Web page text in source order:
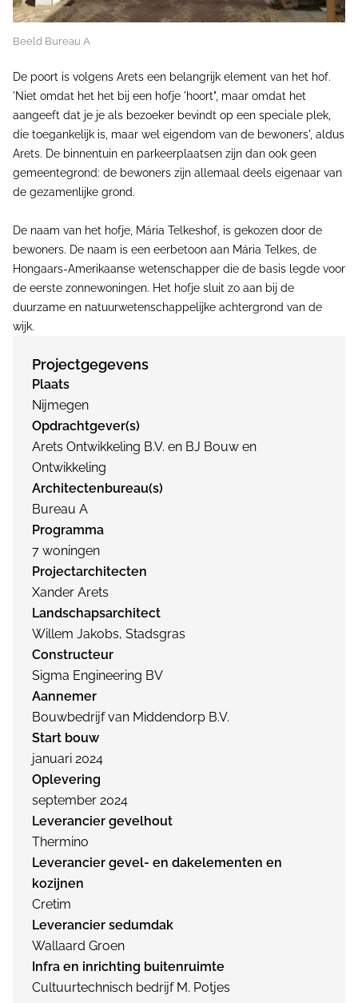
Beeld Bureau A
De poort is volgens Arets een belangrijk element van het hof.
'Niet omdat het het bij een hofje 'hoort", maar omdat het
aangeeft dat je je als bezoeker bevindt op een speciale plek,
die toegankelijk is, maar wel eigendom van de bewoners', aldus
Arets. De binnentuin en parkeerplaatsen zijn dan ook geen
gemeentegrond: de bewoners zijn allemaal deels eigenaar van
de gezamenlijke grond.
De naam van het hofje, Mária Telkeshof, is gekozen door de
bewoners. De naam is een eerbetoon aan Mária Telkes, de
Hongaars-Amerikaanse wetenschapper die de basis legde voor
de eerste zonnewoningen. Het hofje sluit zo aan bij de
duurzame en natuurwetenschappelijke achtergrond van de
wijk.
Projectgegevens
Plaats
Nijmegen
Opdrachtgever(s)
Arets Ontwikkeling B.V. en BJ Bouw en
Ontwikkeling
Architectenbureau(s)
Bureau A
Programma
7 woningen
Projectarchitecten
Xander Arets
Landschapsarchitect
Willem Jakobs, Stadsgras
Constructeur
Sigma Engineering BV
Aannemer
Bouwbedrijf van Middendorp B.V.
Start bouw
januari 2024
Oplevering
september 2024
Leverancier gevelhout
Thermino
Leverancier gevel- en dakelementen en
kozijnen
Cretim
Leverancier sedumdak
Wallaard Groen
Infra en inrichting buitenruimte
Cultuurtechnisch bedrijf M. Potjes